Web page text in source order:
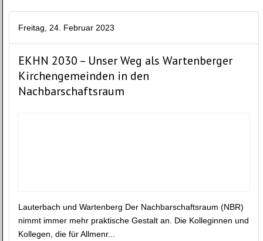
Freitag, 24. Februar 2023
EKHN 2030 – Unser Weg als Wartenberger
Kirchengemeinden in den
Nachbarschaftsraum
Lauterbach und Wartenberg Der Nachbarschaftsraum (NBR)
nimmt immer mehr praktische Gestalt an. Die Kolleginnen und
Kollegen, die für Allmenr...